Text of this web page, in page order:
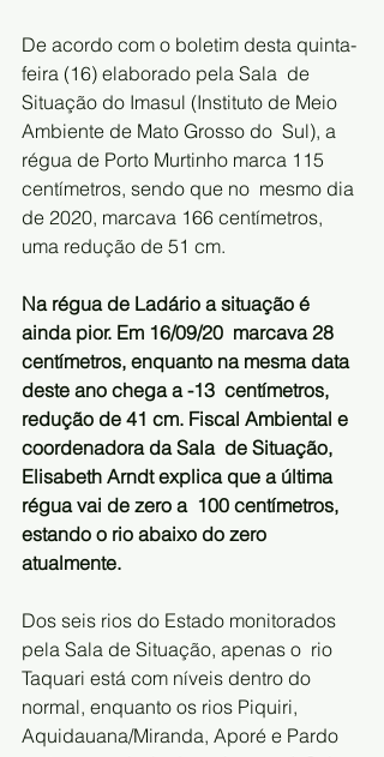
De acordo com o boletim desta quinta-
feira (16) elaborado pela Sala  de
Situação do Imasul (Instituto de Meio
Ambiente de Mato Grosso do  Sul), a
régua de Porto Murtinho marca 115
centímetros, sendo que no  mesmo dia
de 2020, marcava 166 centímetros,
uma redução de 51 cm.
Na régua de Ladário a situação é
ainda pior. Em 16/09/20  marcava 28
centímetros, enquanto na mesma data
deste ano chega a -13  centímetros,
redução de 41 cm. Fiscal Ambiental e
coordenadora da Sala  de Situação,
Elisabeth Arndt explica que a última
régua vai de zero a  100 centímetros,
estando o rio abaixo do zero
atualmente.
Dos seis rios do Estado monitorados
pela Sala de Situação, apenas o  rio
Taquari está com níveis dentro do
normal, enquanto os rios Piquiri,
Aquidauana/Miranda, Aporé e Pardo